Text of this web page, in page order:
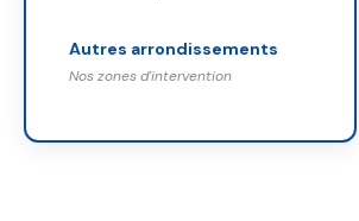
Autres arrondissements
Nos zones d'intervention